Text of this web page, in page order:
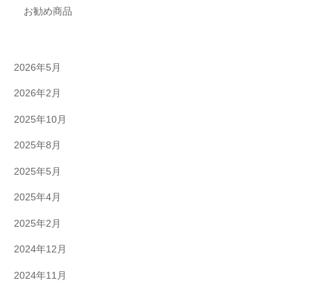
お勧め商品
2026年5月
2026年2月
2025年10月
2025年8月
2025年5月
2025年4月
2025年2月
2024年12月
2024年11月